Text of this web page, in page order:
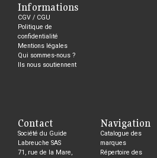
Informations
CGV / CGU
Politique de
confidentialité
Mentions légales
Qui sommes-nous ?
Ils nous soutiennent
Contact
Société du Guide
Labreuche SAS
71, rue de la Mare,
Navigation
Catalogue des
marques
Répertoire des